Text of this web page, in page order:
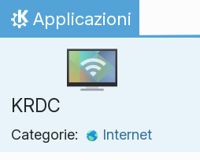
Passa al contenuto
Pagina iniziale
Applicazioni
KRDC
Categorie: Internet